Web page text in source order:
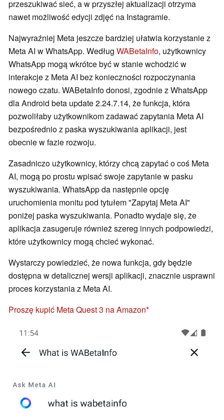
przeszukiwać sieć, a w przyszłej aktualizacji otrzyma
nawet możliwość edycji zdjęć na Instagramie.
Najwyraźniej Meta jeszcze bardziej ułatwia korzystanie z
Meta AI w WhatsApp. Według WABetaInfo, użytkownicy
WhatsApp mogą wkrótce być w stanie wchodzić w
interakcje z Meta AI bez konieczności rozpoczynania
nowego czatu. WABetaInfo donosi, zgodnie z WhatsApp
dla Android beta update 2.24.7.14, że funkcja, która
pozwoliłaby użytkownikom zadawać zapytania Meta AI
bezpośrednio z paska wyszukiwania aplikacji, jest
obecnie w fazie rozwoju.
Zasadniczo użytkownicy, którzy chcą zapytać o coś Meta
AI, mogą po prostu wpisać swoje zapytanie w pasku
wyszukiwania. WhatsApp da następnie opcję
uruchomienia monitu pod tytułem "Zapytaj Meta AI"
poniżej paska wyszukiwania. Ponadto wydaje się, że
aplikacja zasugeruje również szereg innych podpowiedzi,
które użytkownicy mogą chcieć wykonać.
Wystarczy powiedzieć, że nowa funkcja, gdy będzie
dostępna w detalicznej wersji aplikacji, znacznie usprawni
proces korzystania z Meta AI.
Proszę kupić Meta Quest 3 na Amazon